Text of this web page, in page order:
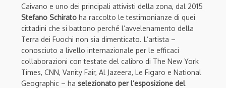
Caivano e uno dei principali attivisti della zona, dal 2015
Stefano Schirato ha raccolto le testimonianze di quei
cittadini che si battono perché l’avvelenamento della
Terra dei Fuochi non sia dimenticato. L’artista –
conosciuto a livello internazionale per le efficaci
collaborazioni con testate del calibro di The New York
Times, CNN, Vanity Fair, Al Jazeera, Le Figaro e National
Geographic – ha selezionato per l’esposizione del